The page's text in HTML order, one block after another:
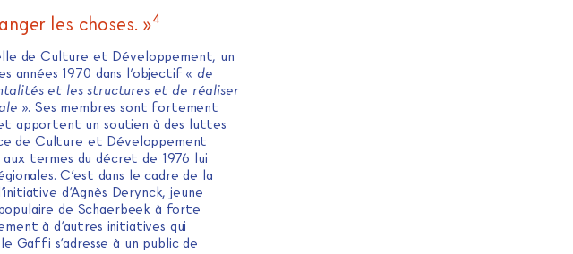
les choses. »4
de Culture et Développement, un
années 1970 dans l’objectif « de
et les structures et de réaliser
». Ses membres sont fortement
apportent un soutien à des luttes
de Culture et Développement
termes du décret de 1976 lui
C’est dans le cadre de la
d’Agnès Derynck, jeune
de Schaerbeek à forte
à d’autres initiatives qui
Gaffi s’adresse à un public de